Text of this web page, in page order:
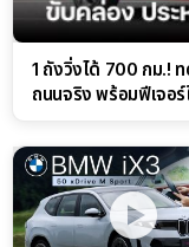
1 ถังวิ่งได้ 700 กม.!
ถนนจริง พร้อมฟีเจอร์